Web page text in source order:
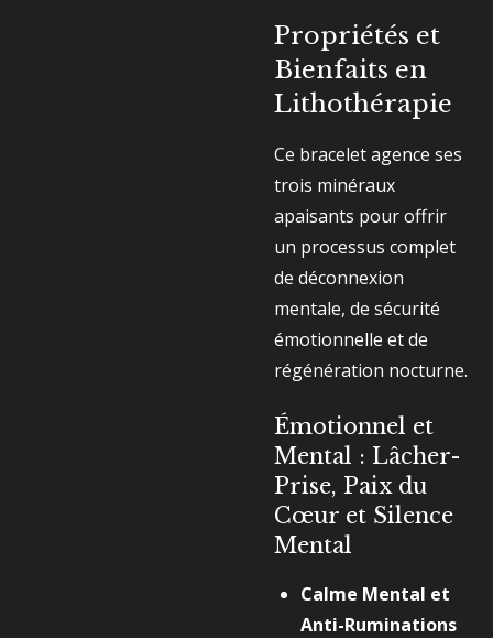
Propriétés et
Bienfaits en
Lithothérapie
Ce bracelet agence ses
trois minéraux
apaisants pour offrir
un processus complet
de déconnexion
mentale, de sécurité
émotionnelle et de
régénération nocturne.
Émotionnel et
Mental : Lâcher-
Prise, Paix du
Cœur et Silence
Mental
Calme Mental et
Anti-Ruminations